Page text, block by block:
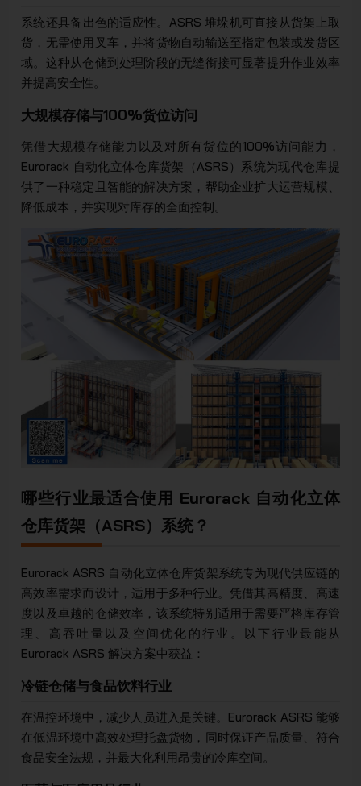
系统还具备出色的适应性。ASRS 堆垛机可直接从货架上取
货，无需使用叉车，并将货物自动输送至指定包装或发货区
域。这种从仓储到处理阶段的无缝衔接可显著提升作业效率
并提高安全性。
大规模存储与100%货位访问
凭借大规模存储能力以及对所有货位的100%访问能力，
Eurorack 自动化立体仓库货架（ASRS）系统为现代仓库提
供了一种稳定且智能的解决方案，帮助企业扩大运营规模、
降低成本，并实现对库存的全面控制。
哪些行业最适合使用 Eurorack 自动化立体
仓库货架（ASRS）系统？
Eurorack ASRS 自动化立体仓库货架系统专为现代供应链的
高效率需求而设计，适用于多种行业。凭借其高精度、高速
度以及卓越的仓储效率，该系统特别适用于需要严格库存管
理、高吞吐量以及空间优化的行业。以下行业最能从
Eurorack ASRS 解决方案中获益：
冷链仓储与食品饮料行业
在温控环境中，减少人员进入是关键。Eurorack ASRS 能够
在低温环境中高效处理托盘货物，同时保证产品质量、符合
食品安全法规，并最大化利用昂贵的冷库空间。